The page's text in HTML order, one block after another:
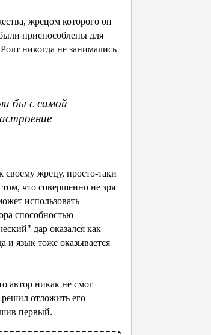
жрецом которого он
приспособлены для
никогда не занимались
бы с самой
жрецу, просто-таки
что совершенно не зря
использовать
способностью
дар оказался как
и язык тоже оказывается
автор никак не смог
отложить его
первый.